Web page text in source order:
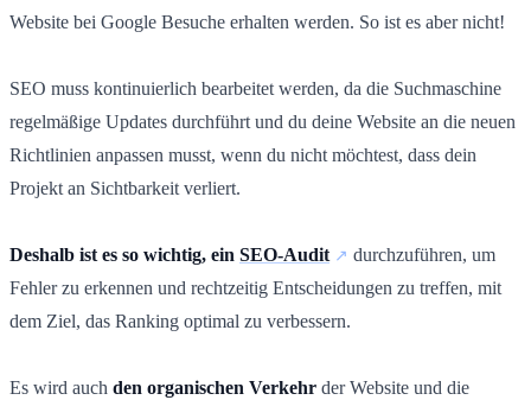
Website bei Google Besuche erhalten werden. So ist es aber nicht!
SEO muss kontinuierlich bearbeitet werden, da die Suchmaschine
regelmäßige Updates durchführt und du deine Website an die neuen
Richtlinien anpassen musst, wenn du nicht möchtest, dass dein
Projekt an Sichtbarkeit verliert.
Deshalb ist es so wichtig, ein SEO-Audit
durchzuführen, um
Fehler zu erkennen und rechtzeitig Entscheidungen zu treffen, mit
dem Ziel, das Ranking optimal zu verbessern.
Es wird auch den organischen Verkehr der Website und die